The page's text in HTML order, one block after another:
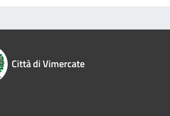
Città di Vimercate